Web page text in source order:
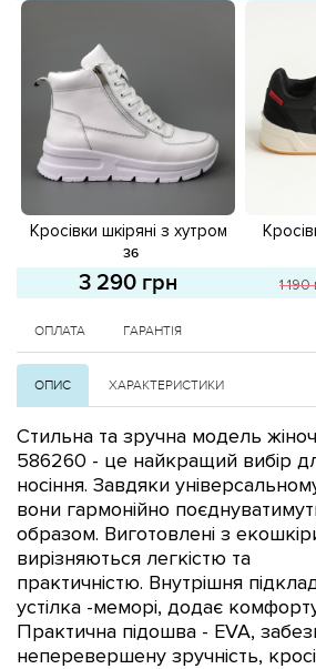
Кросівки шкіряні з хутром
587647 Білі
36
3 290 грн 1 190
ОПЛАТА ГАРАНТІЯ
ОПИС ХАРАКТЕРИСТИКИ
Стильна та зручна модель
586260 - це найкращий вибір
носіння. Завдяки
вони гармонійно
образом. Виготовлені з
вирізняються легкістю та
практичністю. Внутрішня
устілка -меморі, додає комфорту
Практична підошва - EVA,
неперевершену зручність,